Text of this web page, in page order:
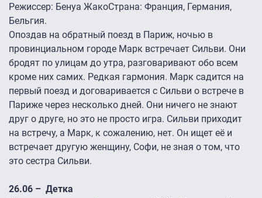
Режиссер: Бенуа ЖакоСтрана: Франция, Германия,
Бельгия.
Опоздав на обратный поезд в Париж, ночью в
провинциальном городе Марк встречает Сильви. Они
бродят по улицам до утра, разговаривают обо всем
кроме них самих. Редкая гармония. Марк садится на
первый поезд и договаривается с Сильви о встрече в
Париже через несколько дней. Они ничего не знают
друг о друге, но это не просто игра. Сильви приходит
на встречу, а Марк, к сожалению, нет. Он ищет её и
встречает другую женщину, Софи, не зная о том, что
это сестра Сильви.
26.06 – Детка